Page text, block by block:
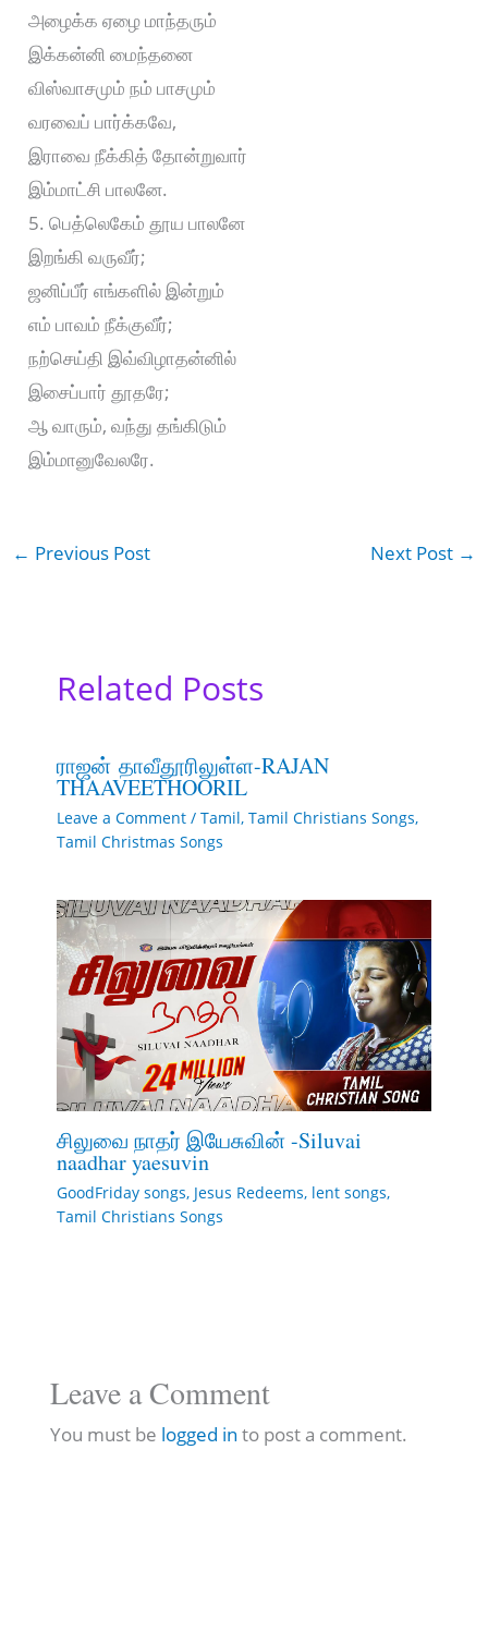
அழைக்க ஏழை மாந்தரும்
இக்கன்னி மைந்தனை
விஸ்வாசமும் நம் பாசமும்
வரவைப் பார்க்கவே,
இராவை நீக்கித் தோன்றுவார்
இம்மாட்சி பாலனே.
5. பெத்லெகேம் தூய பாலனே
இறங்கி வருவீர்;
ஜனிப்பீர் எங்களில் இன்றும்
எம் பாவம் நீக்குவீர்;
நற்செய்தி இவ்விழாதன்னில்
இசைப்பார் தூதரே;
ஆ வாரும், வந்து தங்கிடும்
இம்மானுவேலரே.
← Previous Post Next Post →
Related Posts
ராஜன் தாவீதூரிலுள்ள-RAJAN
THAAVEETHOORIL
Leave a Comment / Tamil, Tamil Christians Songs,
Tamil Christmas Songs
சிலுவை நாதர் இயேசுவின் -Siluvai
naadhar yaesuvin
GoodFriday songs, Jesus Redeems, lent songs,
Tamil Christians Songs
Leave a Comment
You must be logged in to post a comment.